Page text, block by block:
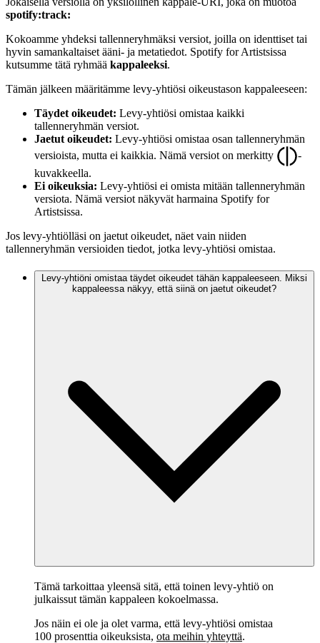
spotify:track:
Kokoamme yhdeksi tallenneryhmäksi versiot, joilla on identtiset tai
hyvin samankaltaiset ääni- ja metatiedot. Spotify for Artistsissa
kutsumme tätä ryhmää kappaleeksi.
Tämän jälkeen määritämme levy-yhtiösi oikeustason kappaleeseen:
Täydet oikeudet: Levy-yhtiösi omistaa kaikki
tallenneryhmän versiot.
Jaetut oikeudet: Levy-yhtiösi omistaa osan tallenneryhmän
versioista, mutta ei kaikkia. Nämä versiot on merkitty
-
kuvakkeella.
Ei oikeuksia: Levy-yhtiösi ei omista mitään tallenneryhmän
versiota. Nämä versiot näkyvät harmaina Spotify for
Artistsissa.
Jos levy-yhtiölläsi on jaetut oikeudet, näet vain niiden
tallenneryhmän versioiden tiedot, jotka levy-yhtiösi omistaa.
Levy-yhtiöni omistaa täydet oikeudet tähän kappaleeseen. Miksi
kappaleessa näkyy, että siinä on jaetut oikeudet?
Tämä tarkoittaa yleensä sitä, että toinen levy-yhtiö on
julkaissut tämän kappaleen kokoelmassa.
Jos näin ei ole ja olet varma, että levy-yhtiösi omistaa
100 prosenttia oikeuksista, ota meihin yhteyttä.